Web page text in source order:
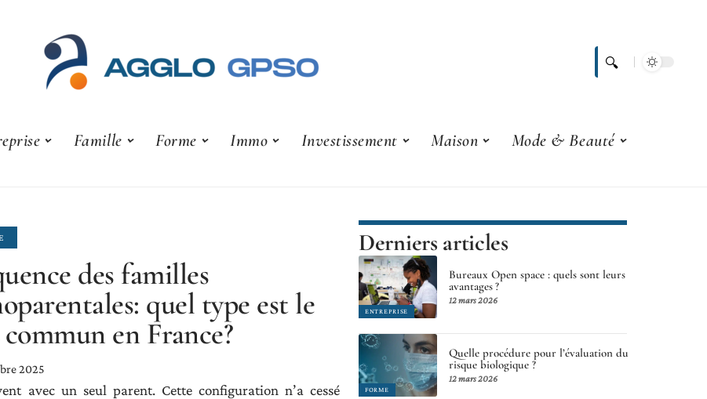
Famille Forme Immo Investissement Maison
Mode & Beauté
des familles
quel type est le
en France?
2025
avec un seul parent. Cette configuration n’a cessé
Derniers articles
ENTREPRISE
Bureaux Open space : quels sont leurs
avantages ?
12 mars 2026
FORME
Quelle procédure pour l’évaluation du
risque biologique ?
12 mars 2026